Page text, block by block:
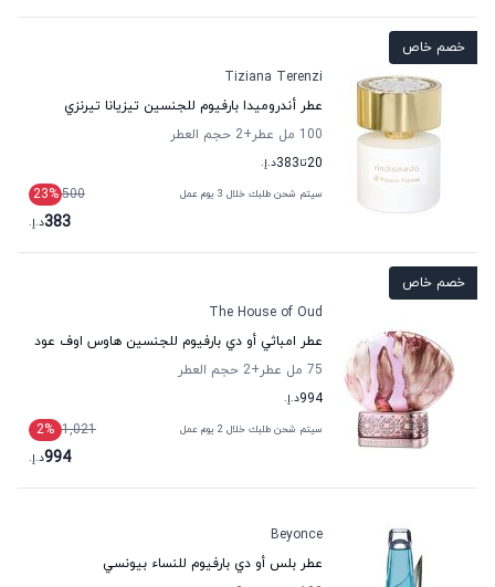
خصم خاص
Tiziana Terenzi
عطر أندروميدا بارفيوم للجنسين تيزيانا تيرنزي
100 مل عطر
+2
حجم العطر
20تا383د.إ.
سيتم شحن طلبك خلال 3 يوم عمل 500
23%
383د.إ.
خصم خاص
The House of Oud
عطر امباثي أو دي بارفيوم للجنسين هاوس اوف عود
75 مل عطر
+2
حجم العطر
994د.إ.
سيتم شحن طلبك خلال 2 يوم عمل 1,021
2%
994د.إ.
Beyonce
عطر بلس أو دي بارفيوم للنساء بيونسي